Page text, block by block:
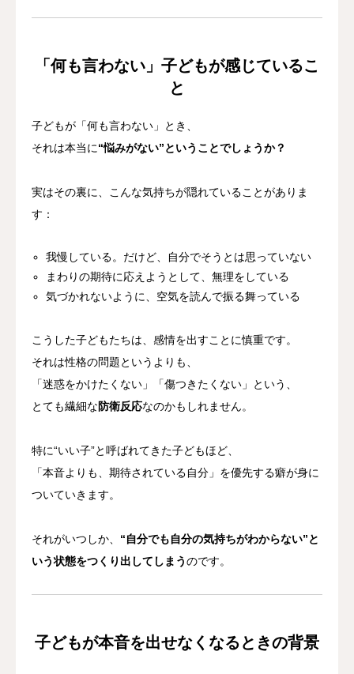
「何も言わない」子どもが感じているこ
と
子どもが「何も言わない」とき、
それは本当に“悩みがない”ということでしょうか？
実はその裏に、こんな気持ちが隠れていることがありま
す：
我慢している。だけど、自分でそうとは思っていない
まわりの期待に応えようとして、無理をしている
気づかれないように、空気を読んで振る舞っている
こうした子どもたちは、感情を出すことに慎重です。
それは性格の問題というよりも、
「迷惑をかけたくない」「傷つきたくない」という、
とても繊細な防衛反応なのかもしれません。
特に“いい子”と呼ばれてきた子どもほど、
「本音よりも、期待されている自分」を優先する癖が身に
ついていきます。
それがいつしか、 “自分でも自分の気持ちがわからない”と
いう状態をつくり出してしまうのです。
子どもが本音を出せなくなるときの背景